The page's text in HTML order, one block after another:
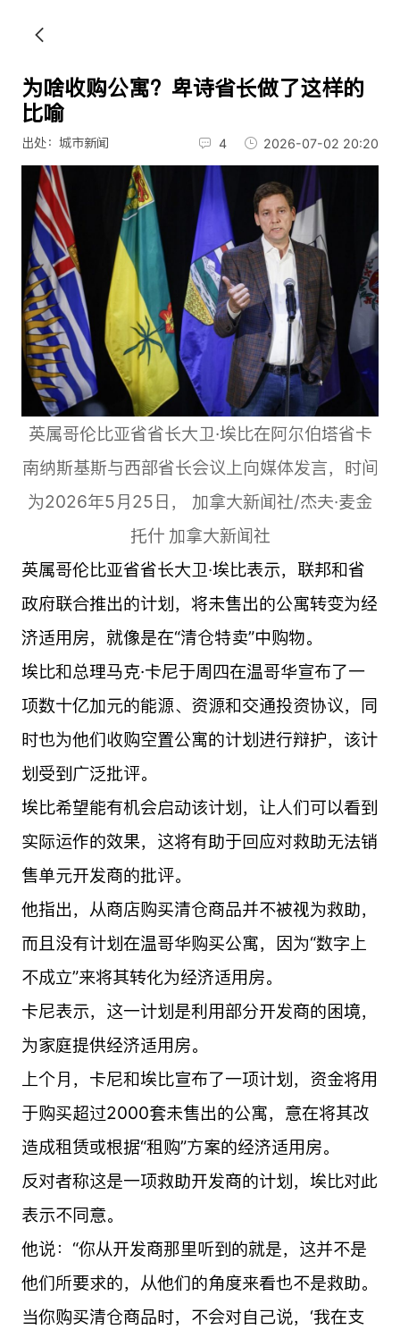
为啥收购公寓？卑诗省长做了这样的
比喻
出处：城市新闻 4 2026-07-02 20:20
英属哥伦比亚省省长大卫·埃比在阿尔伯塔省卡
南纳斯基斯与西部省长会议上向媒体发言，时间
为2026年5月25日， 加拿大新闻社/杰夫·麦金
托什 加拿大新闻社
英属哥伦比亚省省长大卫·埃比表示，联邦和省
政府联合推出的计划，将未售出的公寓转变为经
济适用房，就像是在“清仓特卖”中购物。
埃比和总理马克·卡尼于周四在温哥华宣布了一
项数十亿加元的能源、资源和交通投资协议，同
时也为他们收购空置公寓的计划进行辩护，该计
划受到广泛批评。
埃比希望能有机会启动该计划，让人们可以看到
实际运作的效果，这将有助于回应对救助无法销
售单元开发商的批评。
他指出，从商店购买清仓商品并不被视为救助，
而且没有计划在温哥华购买公寓，因为“数字上
不成立”来将其转化为经济适用房。
卡尼表示，这一计划是利用部分开发商的困境，
为家庭提供经济适用房。
上个月，卡尼和埃比宣布了一项计划，资金将用
于购买超过2000套未售出的公寓，意在将其改
造成租赁或根据“租购”方案的经济适用房。
反对者称这是一项救助开发商的计划，埃比对此
表示不同意。
他说：“你从开发商那里听到的就是，这并不是
他们所要求的，从他们的角度来看也不是救助。
当你购买清仓商品时，不会对自己说，‘我在支